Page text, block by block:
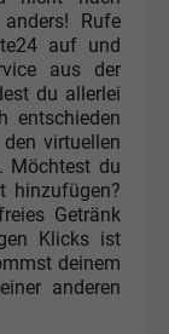
Rufe
auf und
aus der
du allerlei
entschieden
virtuellen
Möchtest du
hinzufügen?
Getränk
Klicks ist
deinem
anderen